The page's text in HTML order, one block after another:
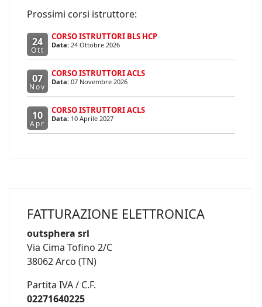
Prossimi corsi istruttore:
24
Ott
CORSO ISTRUTTORI BLS HCP
Data: 24 Ottobre 2026
07
Nov
CORSO ISTRUTTORI ACLS
Data: 07 Novembre 2026
10
Apr
CORSO ISTRUTTORI ACLS
Data: 10 Aprile 2027
FATTURAZIONE ELETTRONICA
outsphera srl
Via Cima Tofino 2/C
38062 Arco (TN)
Partita IVA / C.F.
02271640225